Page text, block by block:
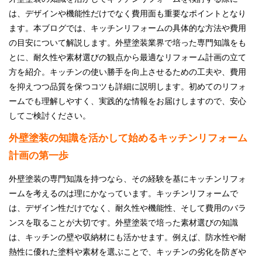
会社概要
採用情報
プライバシーポリシー
お問い合わせ
施工事例
お知らせ
スタッフブログ
は、デザインや機能性だけでなく費用面も重要なポイントとなり
ます。本ブログでは、キッチンリフォームの具体的な方法や費用
の目安について解説します。外壁塗装業界で培った専門知識をも
とに、耐久性や素材選びの観点から最適なリフォーム計画の立て
方を紹介。キッチンの使い勝手を向上させるための工夫や、費用
を抑えつつ品質を保つコツも詳細に説明します。初めてのリフォ
ームでも理解しやすく、実践的な情報をお届けしますので、安心
してご検討ください。
外壁塗装の知識を活かして始めるキッチンリフォーム
計画の第一歩
外壁塗装の専門知識を持つなら、その経験を基にキッチンリフォ
ームを考えるのは理にかなっています。キッチンリフォームで
は、デザイン性だけでなく、耐久性や機能性、そして費用のバラ
ンスを取ることが大切です。外壁塗装で培った素材選びの知識
は、キッチンの壁や収納材にも活かせます。例えば、防水性や耐
熱性に優れた塗料や素材を選ぶことで、キッチンの劣化を防ぎや